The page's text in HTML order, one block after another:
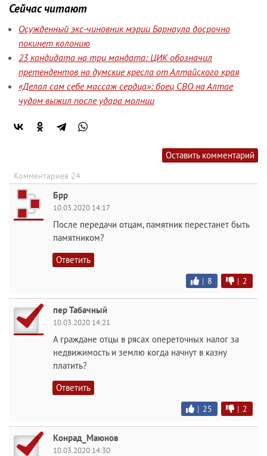
Сейчас читают
Осужденный экс-чиновник мэрии Барнаула досрочно
покинет колонию
23 кандидата на три мандата: ЦИК обозначил
претендентов на думские кресла от Алтайского края
«Делал сам себе массаж сердца»: боец СВО на Алтае
чудом выжил после удара молнии
Оставить комментарий
Комментариев 24
Брр
10.03.2020 14:17
После передачи отцам, памятник перестанет быть
памятником?
Ответить
| 8 | 2
пер Табачный
10.03.2020 14:21
А граждане отцы в рясах опереточных налог за
недвижимость и землю когда начнут в казну
платить?
Ответить
| 25 | 2
Конрад_Маюнов
10.03.2020 14:30